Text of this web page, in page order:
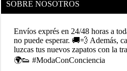
SOBRE NOSOTROS
Envíos exprés en 24/48 horas a
no puede esperar. 🚚💨 Además,
luzcas tus nuevos zapatos con la
🌍👟 #ModaConConciencia